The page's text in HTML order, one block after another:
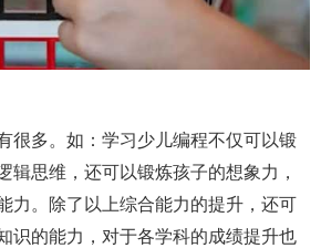
很多。如：学习少儿编程不仅可以锻
辑思维，还可以锻炼孩子的想象力，
力。除了以上综合能力的提升，还可
识的能力，对于各学科的成绩提升也